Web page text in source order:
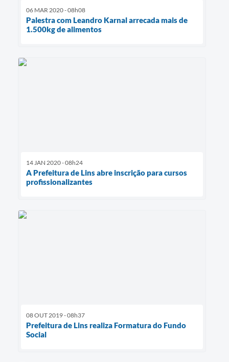
06 MAR 2020 - 08h08
Palestra com Leandro Karnal arrecada mais de
1.500kg de alimentos
14 JAN 2020 - 08h24
A Prefeitura de Lins abre inscrição para cursos
profissionalizantes
08 OUT 2019 - 08h37
Prefeitura de Lins realiza Formatura do Fundo
Social